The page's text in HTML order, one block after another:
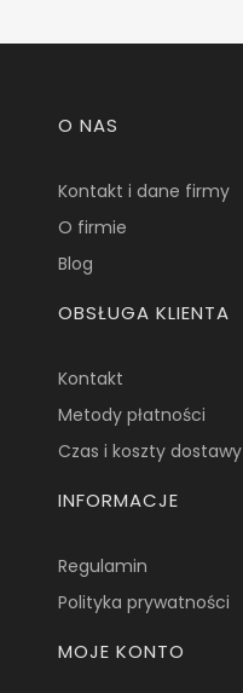
Linki w stopce
O NAS
Kontakt i dane firmy
O firmie
Blog
OBSŁUGA KLIENTA
Kontakt
Metody płatności
Czas i koszty dostawy
INFORMACJE
Regulamin
Polityka prywatności
MOJE KONTO